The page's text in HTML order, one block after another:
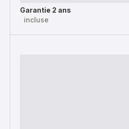
Garantie 2 ans
incluse